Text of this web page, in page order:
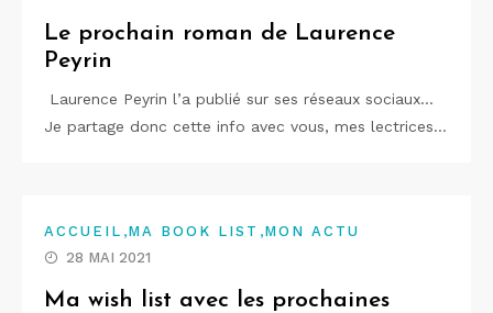
Le prochain roman de Laurence
Peyrin
Laurence Peyrin l’a publié sur ses réseaux sociaux…
Je partage donc cette info avec vous, mes lectrices…
ACCUEIL ,MA BOOK LIST ,MON ACTU
28 MAI 2021
Ma wish list avec les prochaines